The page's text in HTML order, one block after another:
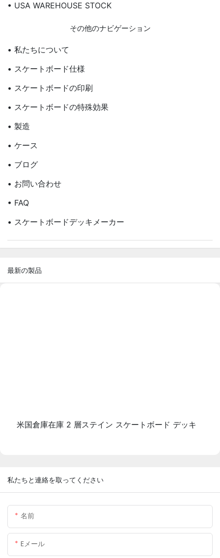
• USA WAREHOUSE STOCK
その他のナビゲーション
• 私たちについて
• スケートボード仕様
• スケートボードの印刷
• スケートボードの特殊効果
• 製造
• ケース
• ブログ
• お問い合わせ
• FAQ
• スケートボードデッキメーカー
最新の製品
米国倉庫在庫 2 層ステイン スケートボード デッキ
私たちと連絡を取ってください
名前
Eメール